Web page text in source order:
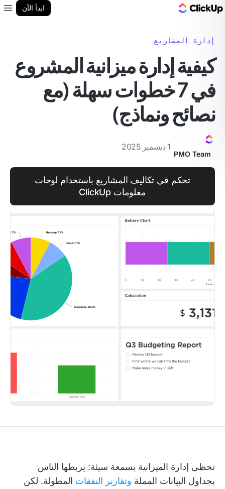
ابدأ الآن
إدارة المشاريع
كيفية إدارة ميزانية المشروع
في 7 خطوات سهلة (مع
نصائح ونماذج)
PMO Team
1 ديسمبر 2025
تحكم في تكاليف المشاريع باستخدام لوحات
معلومات ClickUp
تحظى إدارة الميزانية بسمعة سيئة: يربطها الناس
بجداول البيانات المملة وتقارير النفقات المطولة. لكن